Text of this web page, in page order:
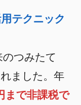
テクニック
つみたて
ました。年
まで非課税で